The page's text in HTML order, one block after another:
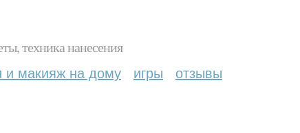
техника нанесения
и макияж на дому игры отзывы